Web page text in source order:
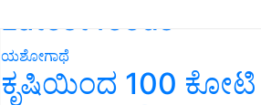
Latest feeds
ಯಶೋಗಾಥೆ
ಕೃಷಿಯಿಂದ 100 ಕೋಟಿ